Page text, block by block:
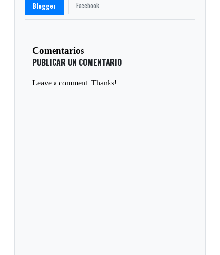
Blogger Facebook
Comentarios
PUBLICAR UN COMENTARIO
Leave a comment. Thanks!